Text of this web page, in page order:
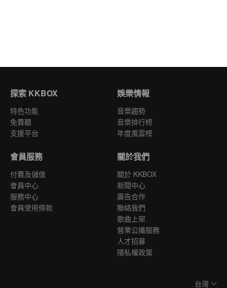
探索 KKBOX
特色功能
免費聽
支援平台
娛樂情報
音樂趨勢
音樂排行榜
年度風雲榜
會員服務
付費及儲值
會員中心
服務中心
會員使用條款
關於我們
關於 KKBOX
新聞中心
廣告合作
聯絡我們
歌曲上架
營業公播服務
人才招募
隱私權政策
台灣